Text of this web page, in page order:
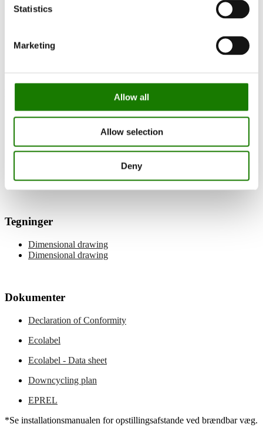
Statistics
Marketing
Allow all
Allow selection
Deny
Indbyggede gaspejse
Visio 70 F Gas
Brugermanual
Aftræksmanual
Reservedelsliste
Tegninger
Dimensional drawing
Dimensional drawing
Dokumenter
Declaration of Conformity
Ecolabel
Ecolabel - Data sheet
Downcycling plan
EPREL
*Se installationsmanualen for opstillingsafstande ved brændbar væg.